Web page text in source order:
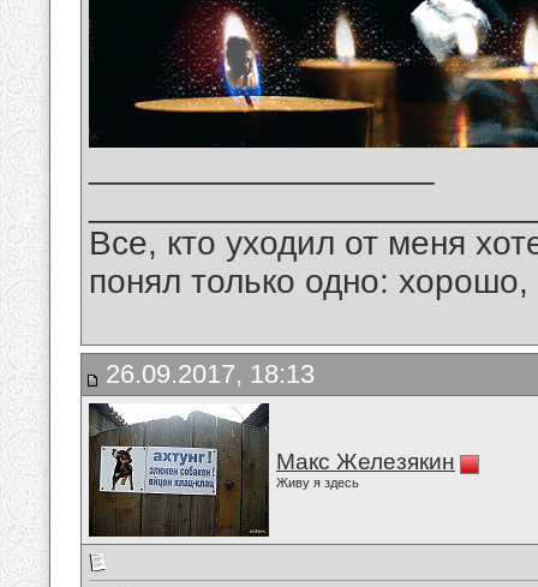
Все, кто уходил от меня
понял только одно:
26.09.2017, 18:13
Макс Железякин
Живу я здесь